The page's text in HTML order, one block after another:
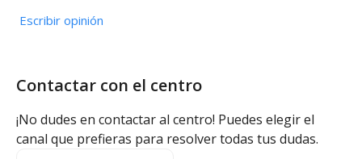
Escribir opinión
Contactar con el centro
¡No dudes en contactar al centro! Puedes elegir el
canal que prefieras para resolver todas tus dudas.